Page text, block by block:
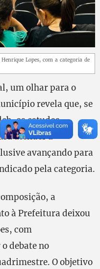
Lopes, com a categoria de
um olhar para o
revela que, se
os estudos
atender a
avançando para
pela categoria.
a
à Prefeitura deixou
com
debate no
O objetivo